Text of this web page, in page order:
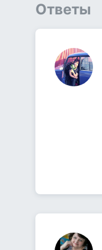
Ответы